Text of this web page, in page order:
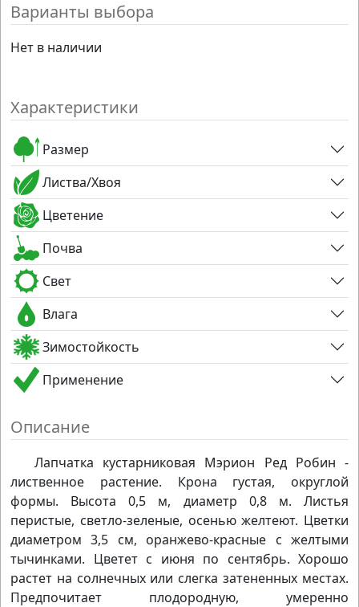
Варианты выбора
Нет в наличии
Характеристики
Размер
Листва/Хвоя
Цветение
Почва
Свет
Влага
Зимостойкость
Применение
Описание
Лапчатка кустарниковая Мэрион Ред Робин -
лиственное растение. Крона густая, округлой
формы. Высота 0,5 м, диаметр 0,8 м. Листья
перистые, светло-зеленые, осенью желтеют. Цветки
диаметром 3,5 см, оранжево-красные с желтыми
тычинками. Цветет с июня по сентябрь. Хорошо
растет на солнечных или слегка затененных местах.
Предпочитает плодородную, умеренно